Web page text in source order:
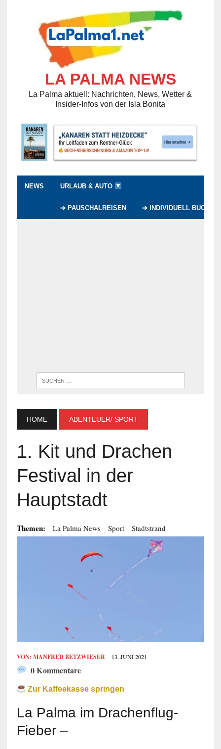
LA PALMA NEWS
La Palma aktuell: Nachrichten, News, Wetter &
Insider-Infos von der Isla Bonita
NEWS URLAUB & AUTO
➔ PAUSCHALREISEN ➔ INDIVIDUELL BUCHEN
HOME ABENTEUER/ SPORT
1. Kit und Drachen
Festival in der
Hauptstadt
Themen: La Palma News Sport Stadtstrand
VON: MANFRED BETZWIESER 13. JUNI 2021
0 Kommentare
Zur Kaffeekasse springen
La Palma im Drachenflug-
Fieber –